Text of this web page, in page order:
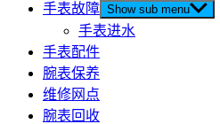
手表故障 Show sub menu
手表进水
手表配件
腕表保养
维修网点
腕表回收